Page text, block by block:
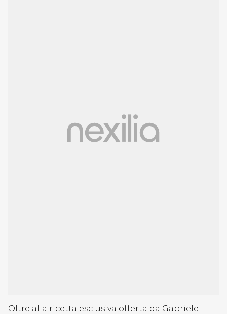
Oltre alla ricetta esclusiva offerta da Gabriele